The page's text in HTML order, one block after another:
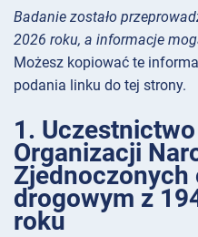
Badanie zostało
2026 roku, a informacje
Możesz kopiować te
podania linku do tej strony.
1.
Organizacji
Zjednoczonych
drogowym z
roku